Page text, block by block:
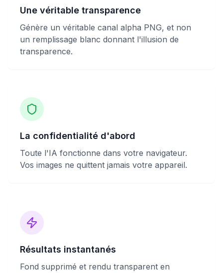
Une véritable transparence
Génère un véritable canal alpha PNG, et non
un remplissage blanc donnant l'illusion de
transparence.
La confidentialité d'abord
Toute l'IA fonctionne dans votre navigateur.
Vos images ne quittent jamais votre appareil.
Résultats instantanés
Fond supprimé et rendu transparent en